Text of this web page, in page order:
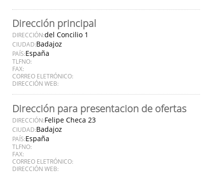
Dirección principal
DIRECCIÓN:del Concilio 1
CIUDAD:Badajoz
PAÍS:España
TLFNO:
FAX:
CORREO ELETRÓNICO:
DIRECCIÓN WEB:
Dirección para presentacion de ofertas
DIRECCIÓN:Felipe Checa 23
CIUDAD:Badajoz
PAÍS:España
TLFNO:
FAX:
CORREO ELETRÓNICO:
DIRECCIÓN WEB: